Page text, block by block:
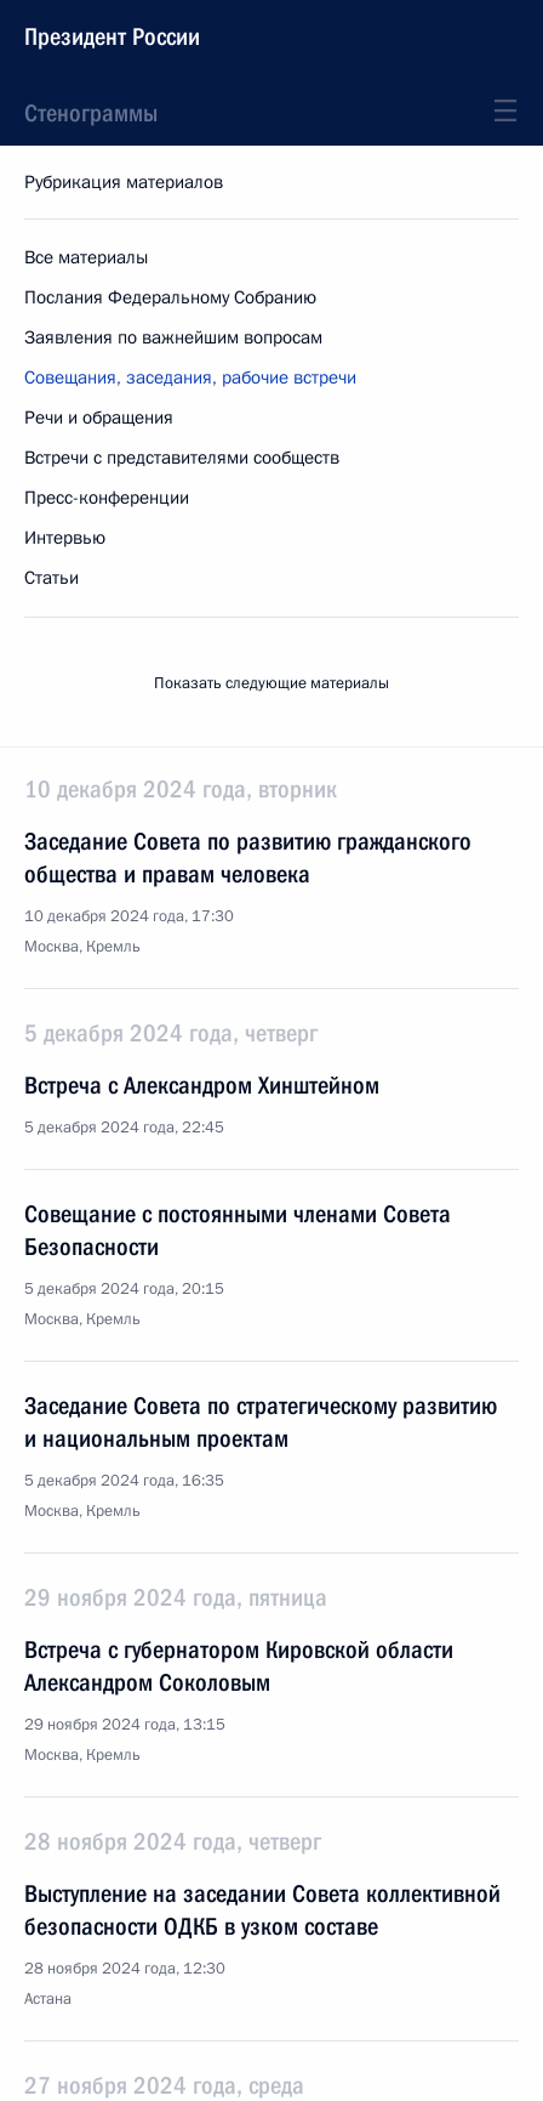
Президент России
Стенограммы
Рубрикация материалов
Все материалы
Послания Федеральному Собранию
Заявления по важнейшим вопросам
Совещания, заседания, рабочие встречи
Речи и обращения
Встречи с представителями сообществ
Пресс-конференции
Интервью
Статьи
Показать следующие материалы
10 декабря 2024 года, вторник
Заседание Совета по развитию гражданского
общества и правам человека
10 декабря 2024 года, 17:30
Москва, Кремль
5 декабря 2024 года, четверг
Встреча с Александром Хинштейном
5 декабря 2024 года, 22:45
Совещание с постоянными членами Совета
Безопасности
5 декабря 2024 года, 20:15
Москва, Кремль
Заседание Совета по стратегическому развитию
и национальным проектам
5 декабря 2024 года, 16:35
Москва, Кремль
29 ноября 2024 года, пятница
Встреча с губернатором Кировской области
Александром Соколовым
29 ноября 2024 года, 13:15
Москва, Кремль
28 ноября 2024 года, четверг
Выступление на заседании Совета коллективной
безопасности ОДКБ в узком составе
28 ноября 2024 года, 12:30
Астана
27 ноября 2024 года, среда